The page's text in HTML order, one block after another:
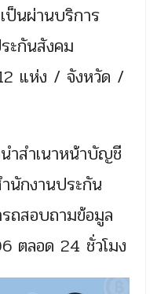
ป็นผ่านบริการ
ะกันสังคม
แห่ง / จังหวัด /
ำสำเนาหน้าบัญชี
นักงานประกัน
ถสอบถามข้อมูล
ตลอด 24 ชั่วโมง